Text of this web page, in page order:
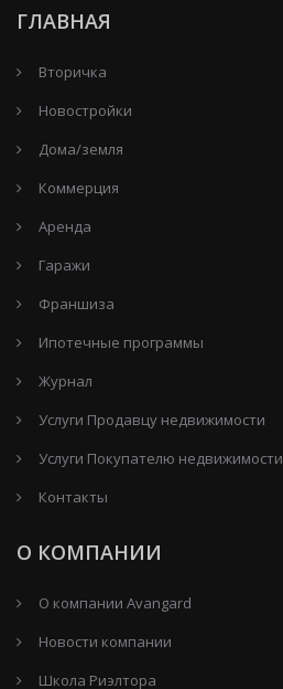
ГЛАВНАЯ
Вторичка
Новостройки
Дома/земля
Коммерция
Аренда
Гаражи
Франшиза
Ипотечные программы
Журнал
Услуги Продавцу недвижимости
Услуги Покупателю недвижимости
Контакты
О КОМПАНИИ
О компании Avangard
Новости компании
Школа Риэлтора